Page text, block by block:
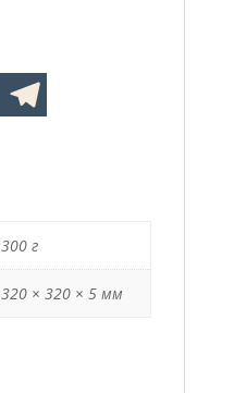
300 г
320 × 320 × 5 мм